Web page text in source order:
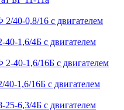
40-0,8/16 с двигателем
1,6/4Б с двигателем
40-1,6/16Б с двигателем
1,6/16Б с двигателем
6,3/4Б с двигателем